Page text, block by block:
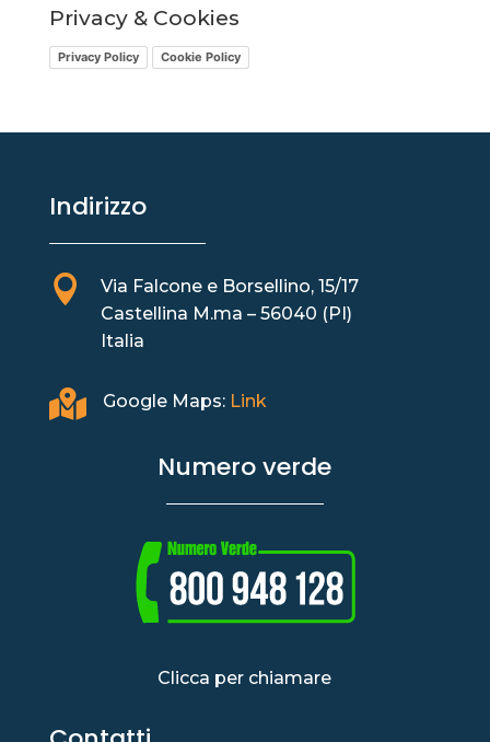
Privacy & Cookies
Privacy Policy Cookie Policy
Indirizzo

Via Falcone e Borsellino, 15/17
Castellina M.ma – 56040 (PI)
Italia
 Google Maps: Link
Numero verde
Clicca per chiamare